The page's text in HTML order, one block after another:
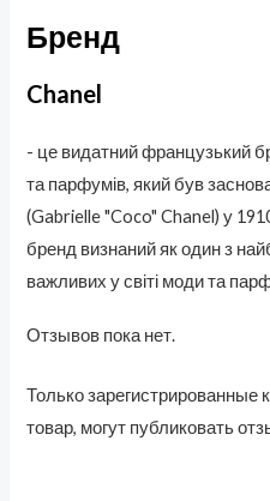
Бренд
Chanel
- це видатний французький
та парфумів, який був
(Gabrielle "Coco" Chanel) у
бренд визнаний як один з
важливих у світі моди та
Отзывов пока нет.
Только
товар, могут публиковать